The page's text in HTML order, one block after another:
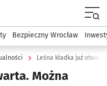
Dla mieszkańca
Bezpieczny Wrocław
Leśna kładka już
Można